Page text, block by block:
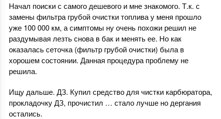
Начал поиски с самого дешевого и мне знакомого. Т.к. с
замены фильтра грубой очистки топлива у меня прошло
уже 100 000 км, а симптомы ну очень похожи решил не
раздумывая лезть снова в бак и менять ее. Но как
оказалась сеточка (фильтр грубой очистки) была в
хорошем состоянии. Данная процедура проблему не
решила.
Ищу дальше. ДЗ. Купил средство для чистки карбюратора,
прокладочку ДЗ, прочистил … стало лучше но дергания
остались.